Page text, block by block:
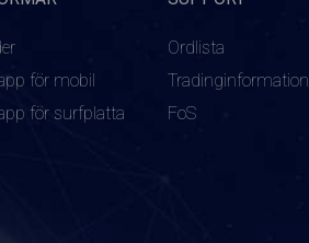
för mobil
för surfplatta
Ordlista
Tradinginformation
FoS